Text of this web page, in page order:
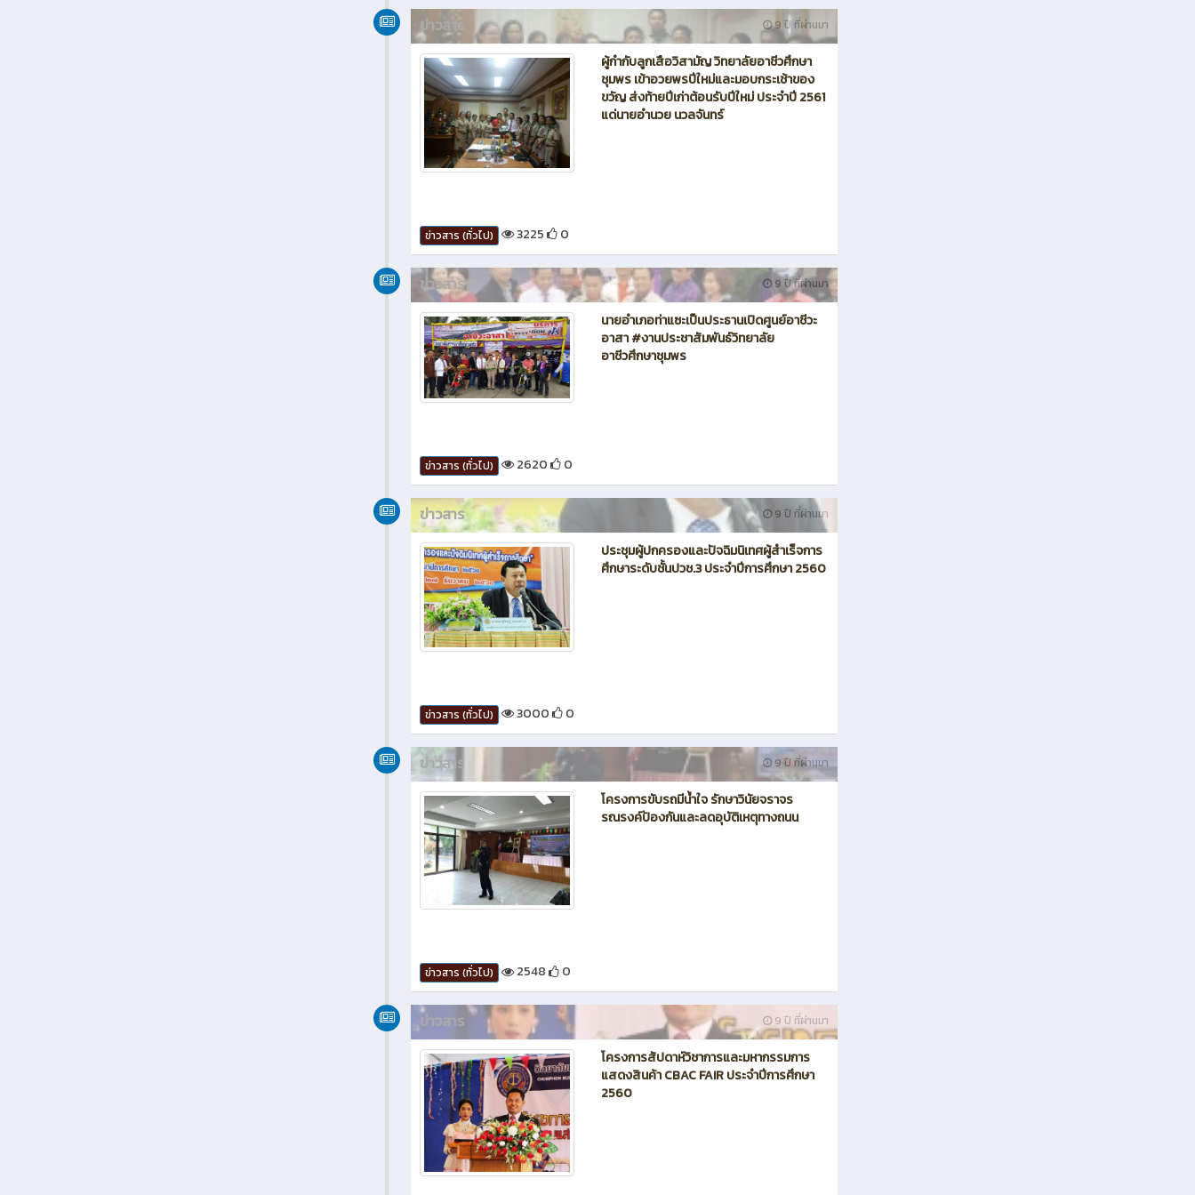
9 ปี ที่ผ่านมา
ข่าวสาร
ผู้กำกับลูกเสือวิสามัญ วิทยาลัยอาชีวศึกษา
ชุมพร เข้าอวยพรปีใหม่และมอบกระเช้าของ
ขวัญ ส่งท้ายปีเก่าต้อนรับปีใหม่ ประจำปี 2561
แด่นายอำนวย นวลจันทร์
ข่าวสาร (ทั่วไป) 3225 0
9 ปี ที่ผ่านมา
ข่าวสาร
นายอำเภอท่าแซะเป็นประธานเปิดศูนย์อาชีวะ
อาสา #งานประชาสัมพันธ์วิทยาลัย
อาชีวศึกษาชุมพร
ข่าวสาร (ทั่วไป) 2620 0
9 ปี ที่ผ่านมา
ข่าวสาร
ประชุมผู้ปกครองและปัจฉิมนิเทศผู้สำเร็จการ
ศึกษาระดับชั้นปวช.3 ประจำปีการศึกษา 2560
ข่าวสาร (ทั่วไป) 3000 0
9 ปี ที่ผ่านมา
ข่าวสาร
โครงการขับรถมีน้ำใจ รักษาวินัยจราจร
รณรงค์ป้องกันและลดอุบัติเหตุทางถนน
ข่าวสาร (ทั่วไป) 2548 0
9 ปี ที่ผ่านมา
ข่าวสาร
โครงการสัปดาห์วิชาการและมหากรรมการ
แสดงสินค้า CBAC FAIR ประจำปีการศึกษา
2560